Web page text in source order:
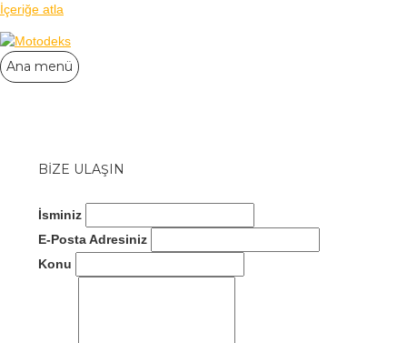
İçeriğe atla
Ana menü
BİZE ULAŞIN
İsminiz
E-Posta Adresiniz
Konu